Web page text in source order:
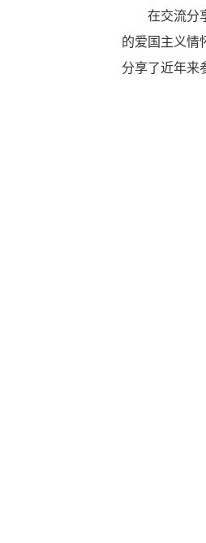
在交流分享
的爱国主义情
分享了近年来